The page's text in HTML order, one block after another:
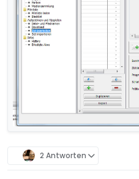
2 Antworten